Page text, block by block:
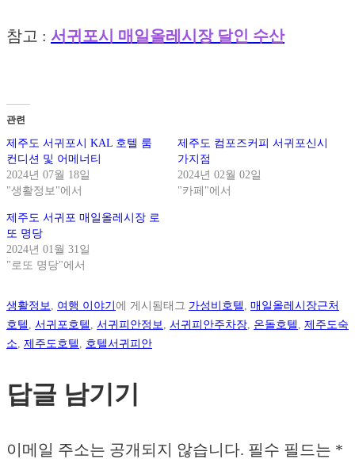
참고 : 서귀포시 매일올레시장 달인 수산
관련
제주도 서귀포시 KAL 호텔 룸
컨디션 및 어메너티
2024년 07월 18일
"생활정보"에서
제주도 컴포즈커피 서귀포신시
가지점
2024년 02월 02일
"카페"에서
제주도 서귀포 매일올레시장 로
또 명당
2024년 01월 31일
"로또 명당"에서
생활정보 여행 이야기에 게시됨태그 가성비호텔
매일올레시장근처
호텔
서귀포호텔 서귀피안정보 서귀피안주차장 온돌호텔
제주도숙
소 제주도호텔 호텔서귀피안
답글 남기기
이메일 주소는 공개되지 않습니다. 필수 필드는 *